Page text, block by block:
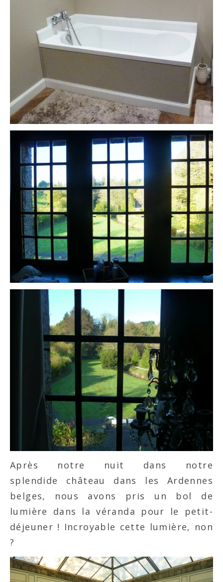
Après notre nuit dans notre
splendide château dans les Ardennes
belges, nous avons pris un bol de
lumière dans la véranda pour le petit-
déjeuner ! Incroyable cette lumière, non
?